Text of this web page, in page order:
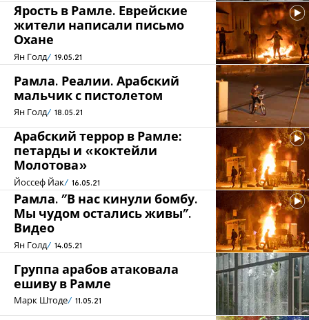
Ярость в Рамле. Еврейские
жители написали письмо
Охане
Ян Голд 19.05.21
Рамла. Реалии. Арабский
мальчик с пистолетом
Ян Голд 18.05.21
Арабский террор в Рамле:
петарды и «коктейли
Молотова»
Йоссеф Йак 16.05.21
Рамла. "В нас кинули бомбу.
Мы чудом остались живы".
Видео
Ян Голд 14.05.21
Группа арабов атаковала
ешиву в Рамле
Марк Штоде 11.05.21